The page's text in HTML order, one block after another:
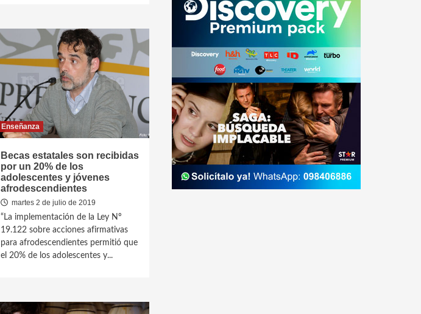
Enseñanza
Becas estatales son recibidas
por un 20% de los
adolescentes y jóvenes
afrodescendientes
martes 2 de julio de 2019
“La implementación de la Ley Nº
19.122 sobre acciones afirmativas
para afrodescendientes permitió que
el 20% de los adolescentes y...